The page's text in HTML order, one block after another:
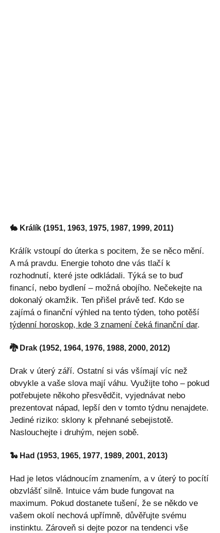
🐇 Králík (1951, 1963, 1975, 1987, 1999, 2011)
Králík vstoupí do úterka s pocitem, že se něco mění.
A má pravdu. Energie tohoto dne vás tlačí k
rozhodnutí, které jste odkládali. Týká se to buď
financí, nebo bydlení – možná obojího. Nečekejte na
dokonalý okamžik. Ten přišel právě teď. Kdo se
zajímá o finanční výhled na tento týden, toho potěší
týdenní horoskop, kde 3 znamení čeká finanční dar.
🐉 Drak (1952, 1964, 1976, 1988, 2000, 2012)
Drak v úterý září. Ostatní si vás všímají víc než
obvykle a vaše slova mají váhu. Využijte toho – pokud
potřebujete někoho přesvědčit, vyjednávat nebo
prezentovat nápad, lepší den v tomto týdnu nenajdete.
Jediné riziko: sklony k přehnané sebejistotě.
Naslouchejte i druhým, nejen sobě.
🐍 Had (1953, 1965, 1977, 1989, 2001, 2013)
Had je letos vládnoucím znamením, a v úterý to pocítí
obzvlášť silně. Intuice vám bude fungovat na
maximum. Pokud dostanete tušení, že se někdo ve
vašem okolí nechová upřímně, důvěřujte svému
instinktu. Zároveň si dejte pozor na tendenci vše